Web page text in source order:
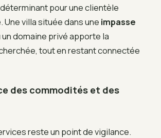
pour une clientèle
Une villa située dans une impasse
un domaine privé apporte la
tout en restant connectée
des commodités et des
reste un point de vigilance.